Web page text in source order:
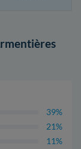
39%
21%
11%